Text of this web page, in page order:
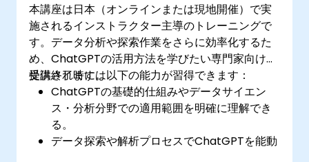
本講座は日本（オンラインまたは現地開催）で実
施されるインストラクター主導のトレーニングで
す。データ分析や探索作業をさらに効率化するた
め、ChatGPTの活用方法を学びたい専門家向けに
提供されます。
受講終了時には以下の能力が習得できます：
ChatGPTの基礎的仕組みやデータサイエン
ス・分析分野での適用範囲を明確に理解でき
る。
データ探索や解析プロセスでChatGPTを能動